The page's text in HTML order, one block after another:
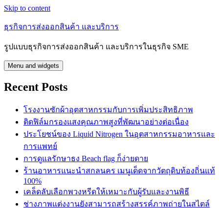
Skip to content
ธุรกิจการส่งออกสินค้า และบริการ
รูปแบบธุรกิจการส่งออกสินค้า และบริการในธุรกิจ SME
Menu and widgets
Recent Posts
โรงงานซักผ้าอุตสาหกรรมกับการเพิ่มประสิทธิภาพ
ติดฟิล์มกรองแสงคุณภาพสูงที่พัฒนาอย่างต่อเนื่อง
ประโยชน์ของ Liquid Nitrogen ในอุตสาหกรรมอาหารและ
การแพทย์
การดูแลรักษาธง Beach flag ก็ง่ายดาย
ร้านอาหารแนะนำสกลนคร เมนูเด็ดจากวัตถุดิบท้องถิ่นแท้
100%
เคล็ดลับเลือกพวงหรีดให้เหมาะกับผู้รับและงานพิธี
ช่างภาพแต่งงานยังสามารถสร้างสรรค์ภาพถ่ายในสไตล์